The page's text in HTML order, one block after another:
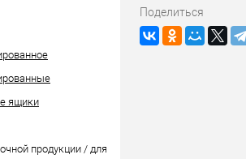
ящики
продукции / для
Поделиться